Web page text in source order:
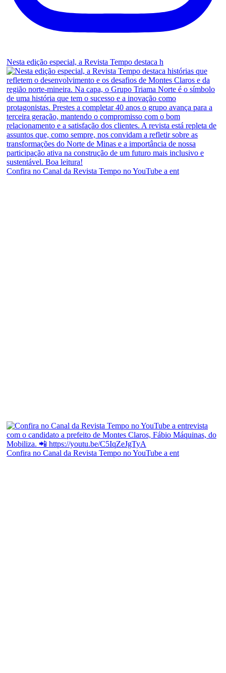
Nesta edição especial, a Revista Tempo destaca h
Confira no Canal da Revista Tempo no YouTube a ent
Confira no Canal da Revista Tempo no YouTube a ent